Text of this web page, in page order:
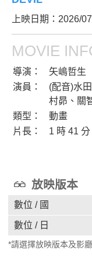
上映日期：2026/
MOVIE
導演：
矢嶋哲生
演員：
(配音)水
村昴、關
類型：
動畫
片長：
1 時 41 分
放映版本
數位 / 國
數位 / 日
*請選擇放映版本及影